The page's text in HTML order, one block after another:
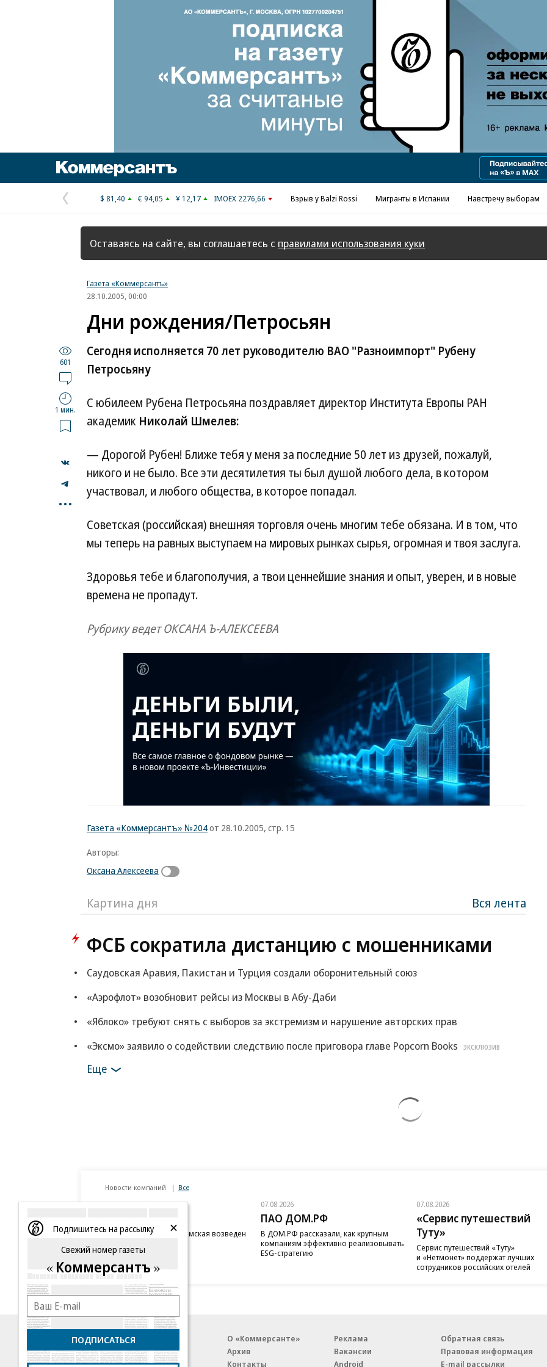
Предыдущая
страница
$ 81,40 € 94,05 ¥ 12,17 IMOEX 2276,66 Взрыв у Balzi Rossi Мигранты в Испании Навстречу выборам
Оставаясь на сайте, вы соглашаетесь с правилами использования куки
Газета «Коммерсантъ»
28.10.2005, 00:00
Дни рождения/Петросьян
601
1 мин.
...
Сегодня исполняется 70 лет руководителю ВАО "Разноимпорт" Рубену
Петросьяну
С юбилеем Рубена Петросьяна поздравляет директор Института Европы РАН
академик Николай Шмелев:
— Дорогой Рубен! Ближе тебя у меня за последние 50 лет из друзей, пожалуй,
никого и не было. Все эти десятилетия ты был душой любого дела, в котором
участвовал, и любого общества, в которое попадал.
Советская (российская) внешняя торговля очень многим тебе обязана. И в том, что
мы теперь на равных выступаем на мировых рынках сырья, огромная и твоя заслуга.
Здоровья тебе и благополучия, а твои ценнейшие знания и опыт, уверен, и в новые
времена не пропадут.
Рубрику ведет ОКСАНА Ъ-АЛЕКСЕЕВА
Газета «Коммерсантъ» №204от 28.10.2005, стр. 15
Авторы:
Оксана Алексеева
Картина дня Вся лента
ФСБ сократила дистанцию с мошенниками
Саудовская Аравия, Пакистан и Турция создали оборонительный союз
«Аэрофлот» возобновит рейсы из Москвы в Абу-Даби
«Яблоко» требуют снять с выборов за экстремизм и нарушение авторских прав
«Эксмо» заявило о содействии следствию после приговора главе Popcorn Books
ЭКСКЛЮЗИВ
Еще
Новости компаний Все
07.08.2026
Бизнес-центр STONE Римская возведен
07.08.2026
ПАО ДОМ.РФ
В ДОМ.РФ рассказали, как крупным
компаниям эффективно реализовывать
ESG-стратегию
07.08.2026
«Сервис путешествий
Туту»
Сервис путешествий «Туту»
и «Нетмонет» поддержат лучших
сотрудников российских отелей
Благотворительный фонд
О «Коммерсанте»
Архив
Контакты
Реклама
Вакансии
Android
Обратная связь
Правовая информация
E-mail рассылки
Подпишитесь на рассылку
Свежий номер газеты
Коммерсантъ
ПОДПИСАТЬСЯ